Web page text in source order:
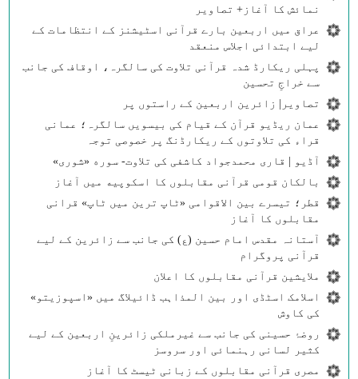
نمائش کا آغاز+ تصاویر
عراق میں اربعین بارے قرآنی اسٹیشنز کے انتظامات کے
لیے ابتدائی اجلاس منعقد
پہلی ریکارڈ شدہ قرآنی تلاوت کی سالگرہ، اوقاف کی جانب
سے خراجِ تحسین
تصاویر| زائرین اربعین کے راستوں پر
عمان ریڈیو قرآن کے قیام کی بیسویں سالگرہ؛ عمانی
قراء کی تلاوتوں کے ریکارڈنگ پر خصوصی توجہ
آڈیو | قاری محمدجواد کاشفی کی تلاوت- سوره‌‌ «شوری»
بالکان قومی قرآنی مقابلوں کا اسکوپیه میں آغاز
قطر؛ تیسرے بین الاقوامی «ٹاپ ترین میں ٹاپ» قرانی
مقابلوں کا آغاز
آستانہ مقدس امام حسین (ع) کی جانب سے زائرین کے لیے
قرآنی پروگرام
ملایشین قرآنی مقابلوں کا اعلان
اسلامک اسٹڈی اور بین المذاہب ڈائیلاگ میں «اسپوزیتو»
کی کاوش
روضۂ حسینی کی جانب سے غیرملکی زائرینِ اربعین کے لیے
کثیر لسانی رہنمائی اور سروسز
مصری قرآنی مقابلوں کے زبانی ٹیسٹ کا آغاز